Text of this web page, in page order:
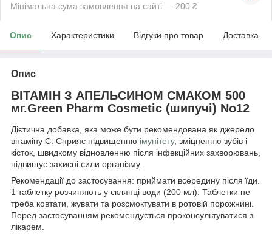
Мінімальна сума замовлення на сайті — 200 ₴
Опис Характеристики Відгуки про товар Доставка
Опис
ВІТАМІН З АПЕЛЬСИНОМ СМАКОМ 500
мг.Green Pharm Cosmetic (шипучі) No12
Дієтична добавка, яка може бути рекомендована як джерело
вітаміну С. Сприяє підвищенню імунітету, зміцненню зубів і
кісток, швидкому відновленню після інфекційних захворювань,
підвищує захисні сили організму.
Рекомендації до застосування: приймати всередину після їди.
1 таблетку розчиняють у склянці води (200 мл). Таблетки не
треба ковтати, жувати та розсмоктувати в ротовій порожнині.
Перед застосуванням рекомендується проконсультуватися з
лікарем.